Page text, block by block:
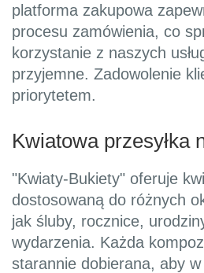
platforma zakupowa
procesu zamówienia, co
korzystanie z naszych
przyjemne. Zadowolenie
priorytetem.
Kwiatowa przesyłka
"Kwiaty-Bukiety" oferuje
dostosowaną do różnych
jak śluby, rocznice,
wydarzenia. Każda
starannie dobierana, aby w